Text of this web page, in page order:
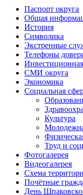
Паспорт округа
Общая
История
Символика
Экстренные
Телефоны
СМИ округа
Экономика
Социальная
Культура
Труд и
Фотогалерея
Видеогалерея
Схема
Почётные
День